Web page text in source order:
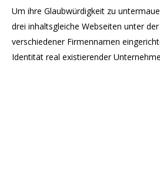
Um ihre Glaubwürdigkeit zu
drei inhaltsgleiche Webseiten unter
verschiedener Firmennamen
Identität real existierender